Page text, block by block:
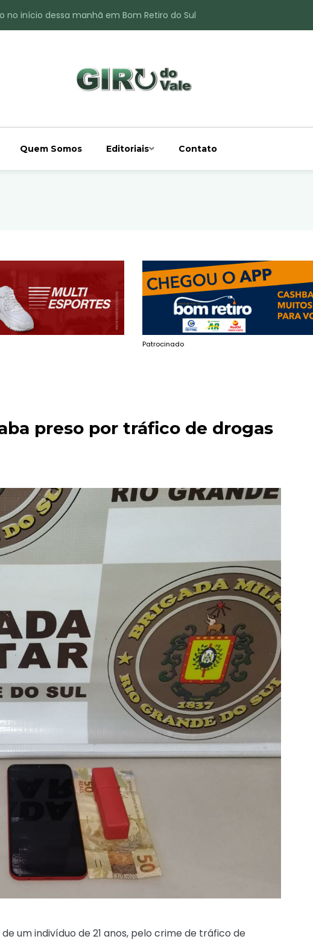
início dessa manhã em Bom Retiro do Sul
de Bom Retiro do Sul
Quem Somos Editoriais Contato
Patrocinado
preso por tráfico de drogas
um indivíduo de 21 anos, pelo crime de tráfico de